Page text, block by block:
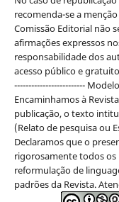
recomenda-se a
Comissão Editorial não
afirmações expressos
responsabilidade dos
acesso público e
-------------------------
Encaminhamos à
publicação, o texto
(Relato de pesquisa ou
Declaramos que o
rigorosamente todos
reformulação de
padrões da Revista.